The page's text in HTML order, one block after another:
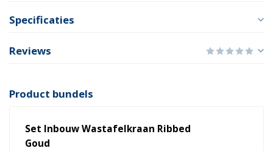
Specificaties
Reviews
Product bundels
Set Inbouw Wastafelkraan Ribbed
Goud